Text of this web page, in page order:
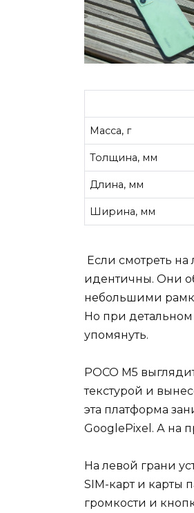
Масса, г
Толщина, мм
Длина, мм
Ширина, мм
Если смотреть
идентичны. Они
небольшими
Но при детальном
упомянуть.
POCO M5
текстурой и
эта платформа
GooglePixel. А на
На левой грани
SIM-карт и карты
громкости и